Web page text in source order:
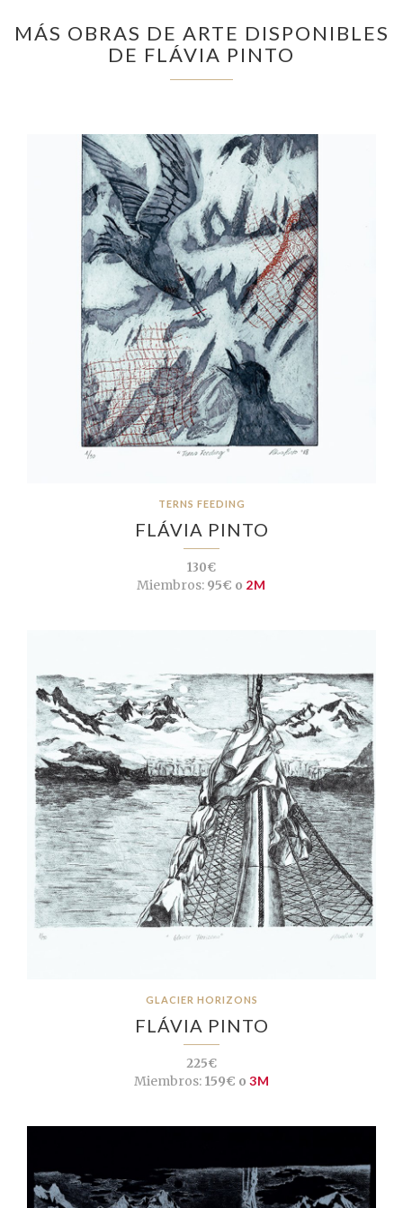
MÁS OBRAS DE ARTE DISPONIBLES
DE FLÁVIA PINTO
TERNS FEEDING
FLÁVIA PINTO
130€
Miembros: 95€ o 2M
GLACIER HORIZONS
FLÁVIA PINTO
225€
Miembros:159€ o 3M